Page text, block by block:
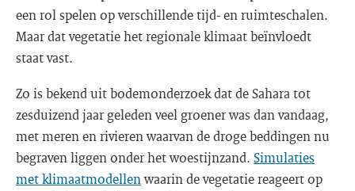
een rol spelen op verschillende tijd- en ruimteschalen.
Maar dat vegetatie het regionale klimaat beïnvloedt
staat vast.
Zo is bekend uit bodemonderzoek dat de Sahara tot
zesduizend jaar geleden veel groener was dan vandaag,
met meren en rivieren waarvan de droge beddingen nu
begraven liggen onder het woestijnzand. Simulaties
met klimaatmodellenwaarin de vegetatie reageert op